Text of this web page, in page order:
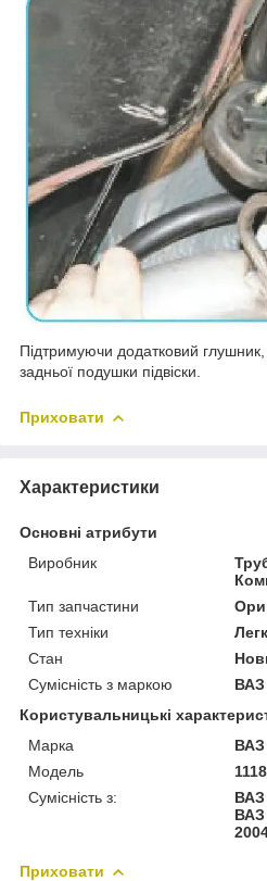
Підтримуючи додатковий глушник,
задньої подушки підвіски.
Приховати
Характеристики
Основні атрибути
Виробник
Тип запчастини
Тип техніки
Стан
Сумісність з маркою
ВАЗ
Користувальницькі
Марка
ВАЗ
Модель
1118
Сумісність з:
ВАЗ
ВАЗ
Приховати